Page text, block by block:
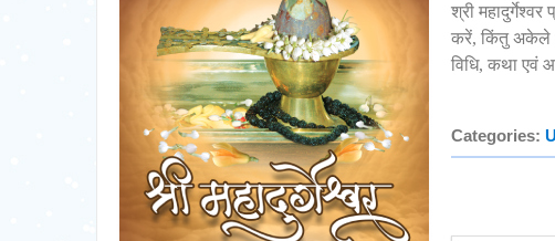
श्री
करें, किंतु अकेले
विधि, कथा एवं
Categories: